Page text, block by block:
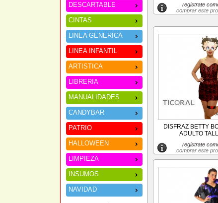
DESCARTABLE
CINTAS
LINEA GENERICA
LINEA INFANTIL
ARTISTICA
LIBRERIA
MANUALIDADES
CANDYBAR
PATRIO
HALLOWEEN
LIMPIEZA
INSUMOS
NAVIDAD
registrate
comprar este
DISFRAZ BETTY
ADULTO
registrate
comprar este